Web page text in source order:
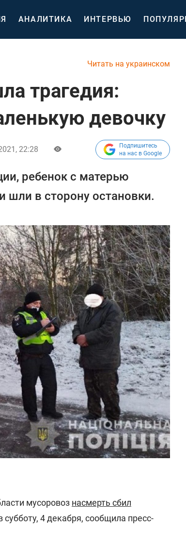
АНАЛИТИКА ИНТЕРВЬЮ
Читать на украинском
трагедия:
девочку
22:28
Подпишитесь
на нас в Google
ребенок с матерью
шли в сторону остановки.
мусоровоз насмерть сбил
4 декабря, сообщила пресс-